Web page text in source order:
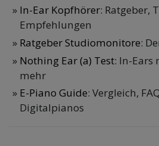
In-Ear Kopfhörer: Ratgeber,
Empfehlungen
Ratgeber Studiomonitore:
Nothing Ear (a) Test: In-Ears
mehr
E-Piano Guide: Vergleich,
Digitalpianos